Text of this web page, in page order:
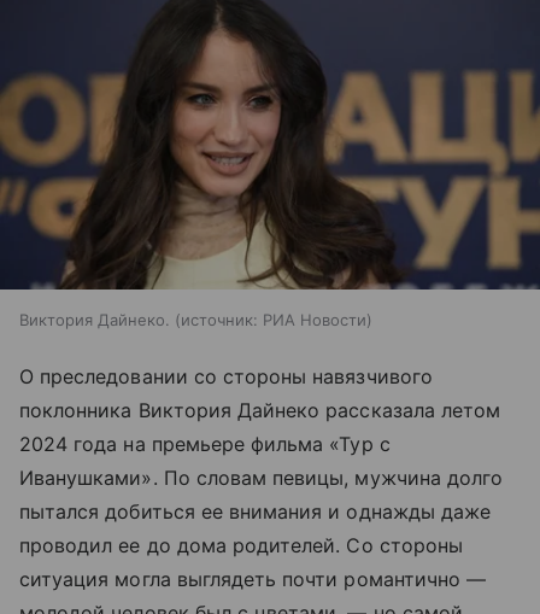
Виктория Дайнеко. источник: РИА Новости
О преследовании со стороны навязчивого
поклонника Виктория Дайнеко рассказала летом
2024 года на премьере фильма «Тур с
Иванушками». По словам певицы, мужчина долго
пытался добиться ее внимания и однажды даже
проводил ее до дома родителей. Со стороны
ситуация могла выглядеть почти романтично —